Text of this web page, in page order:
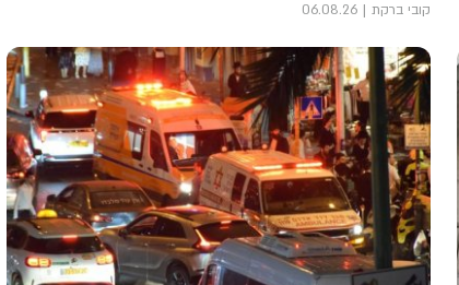
קובי ברקת 06.08.26